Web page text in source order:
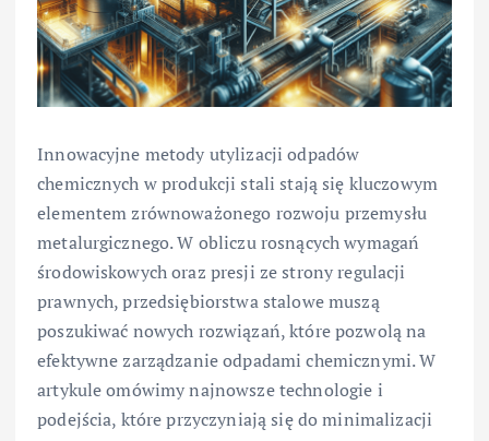
Innowacyjne metody utylizacji odpadów
chemicznych w produkcji stali stają się kluczowym
elementem zrównoważonego rozwoju przemysłu
metalurgicznego. W obliczu rosnących wymagań
środowiskowych oraz presji ze strony regulacji
prawnych, przedsiębiorstwa stalowe muszą
poszukiwać nowych rozwiązań, które pozwolą na
efektywne zarządzanie odpadami chemicznymi. W
artykule omówimy najnowsze technologie i
podejścia, które przyczyniają się do minimalizacji